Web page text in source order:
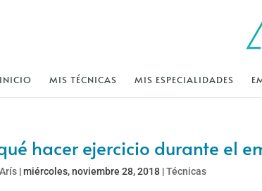
INICIO MIS TÉCNICAS MIS ESPECIALIDADES
hacer ejercicio durante el
|miércoles, noviembre 28, 2018 |Técnicas